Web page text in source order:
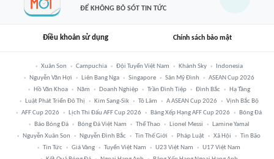
ĐỂ KHÔNG BỎ SÓT TIN TỨC
Điều khoản sử dụng Chính sách bảo mật
Xuân Son Campuchia Đội Tuyển Việt Nam Khánh Sky
Indonesia
Nguyễn Văn Hợi
Liên Bang Nga Singapore Sân Mỹ Đình
ASEAN Cup 2026
Hồ Văn Khoa
Năm Doanh Nghiệp Trần Đình Tiệp Đình Bắc
Hạ Tầng
Luật Phát Triển Đô Thị
Kim Sang-Sik Tô Lâm A ASEAN Cup 2026
Vịnh Bắc Bộ
AFF Cup 2026
Lịch Thi Đấu AFF Cup 2026 Bảng Xếp Hạng AFF Cup 2026
Bóng Đá
Báo Bóng Đá
Bóng Đá Việt Nam Thể Thao Lionel Messi
Lamine Yamal
Nguyễn Xuân Son
Nguyễn Đình Bắc Tin Thế Giới Pháp Luật Xã Hội
Tin Bão
Tin Tức
Giá Vàng Tuyển Việt Nam U23 Việt Nam
U17 Việt Nam